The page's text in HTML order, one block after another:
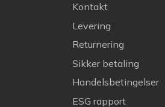
Kontakt
Levering
Returnering
Sikker betaling
Handelsbetingelser
ESG rapport